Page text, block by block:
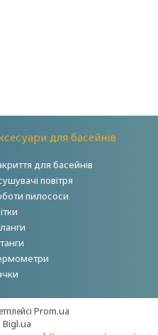
для басейнів
для басейнів
повітря
пилососи
Prom.ua